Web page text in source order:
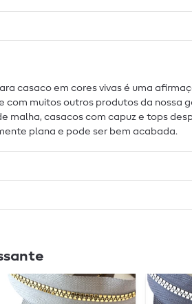
casaco em cores vivas é uma
com muitos outros produtos da nossa
malha, casacos com capuz e tops
plana e pode ser bem acabada.